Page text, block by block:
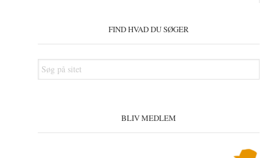
FIND HVAD DU SØGER
Søg
på
BLIV MEDLEM